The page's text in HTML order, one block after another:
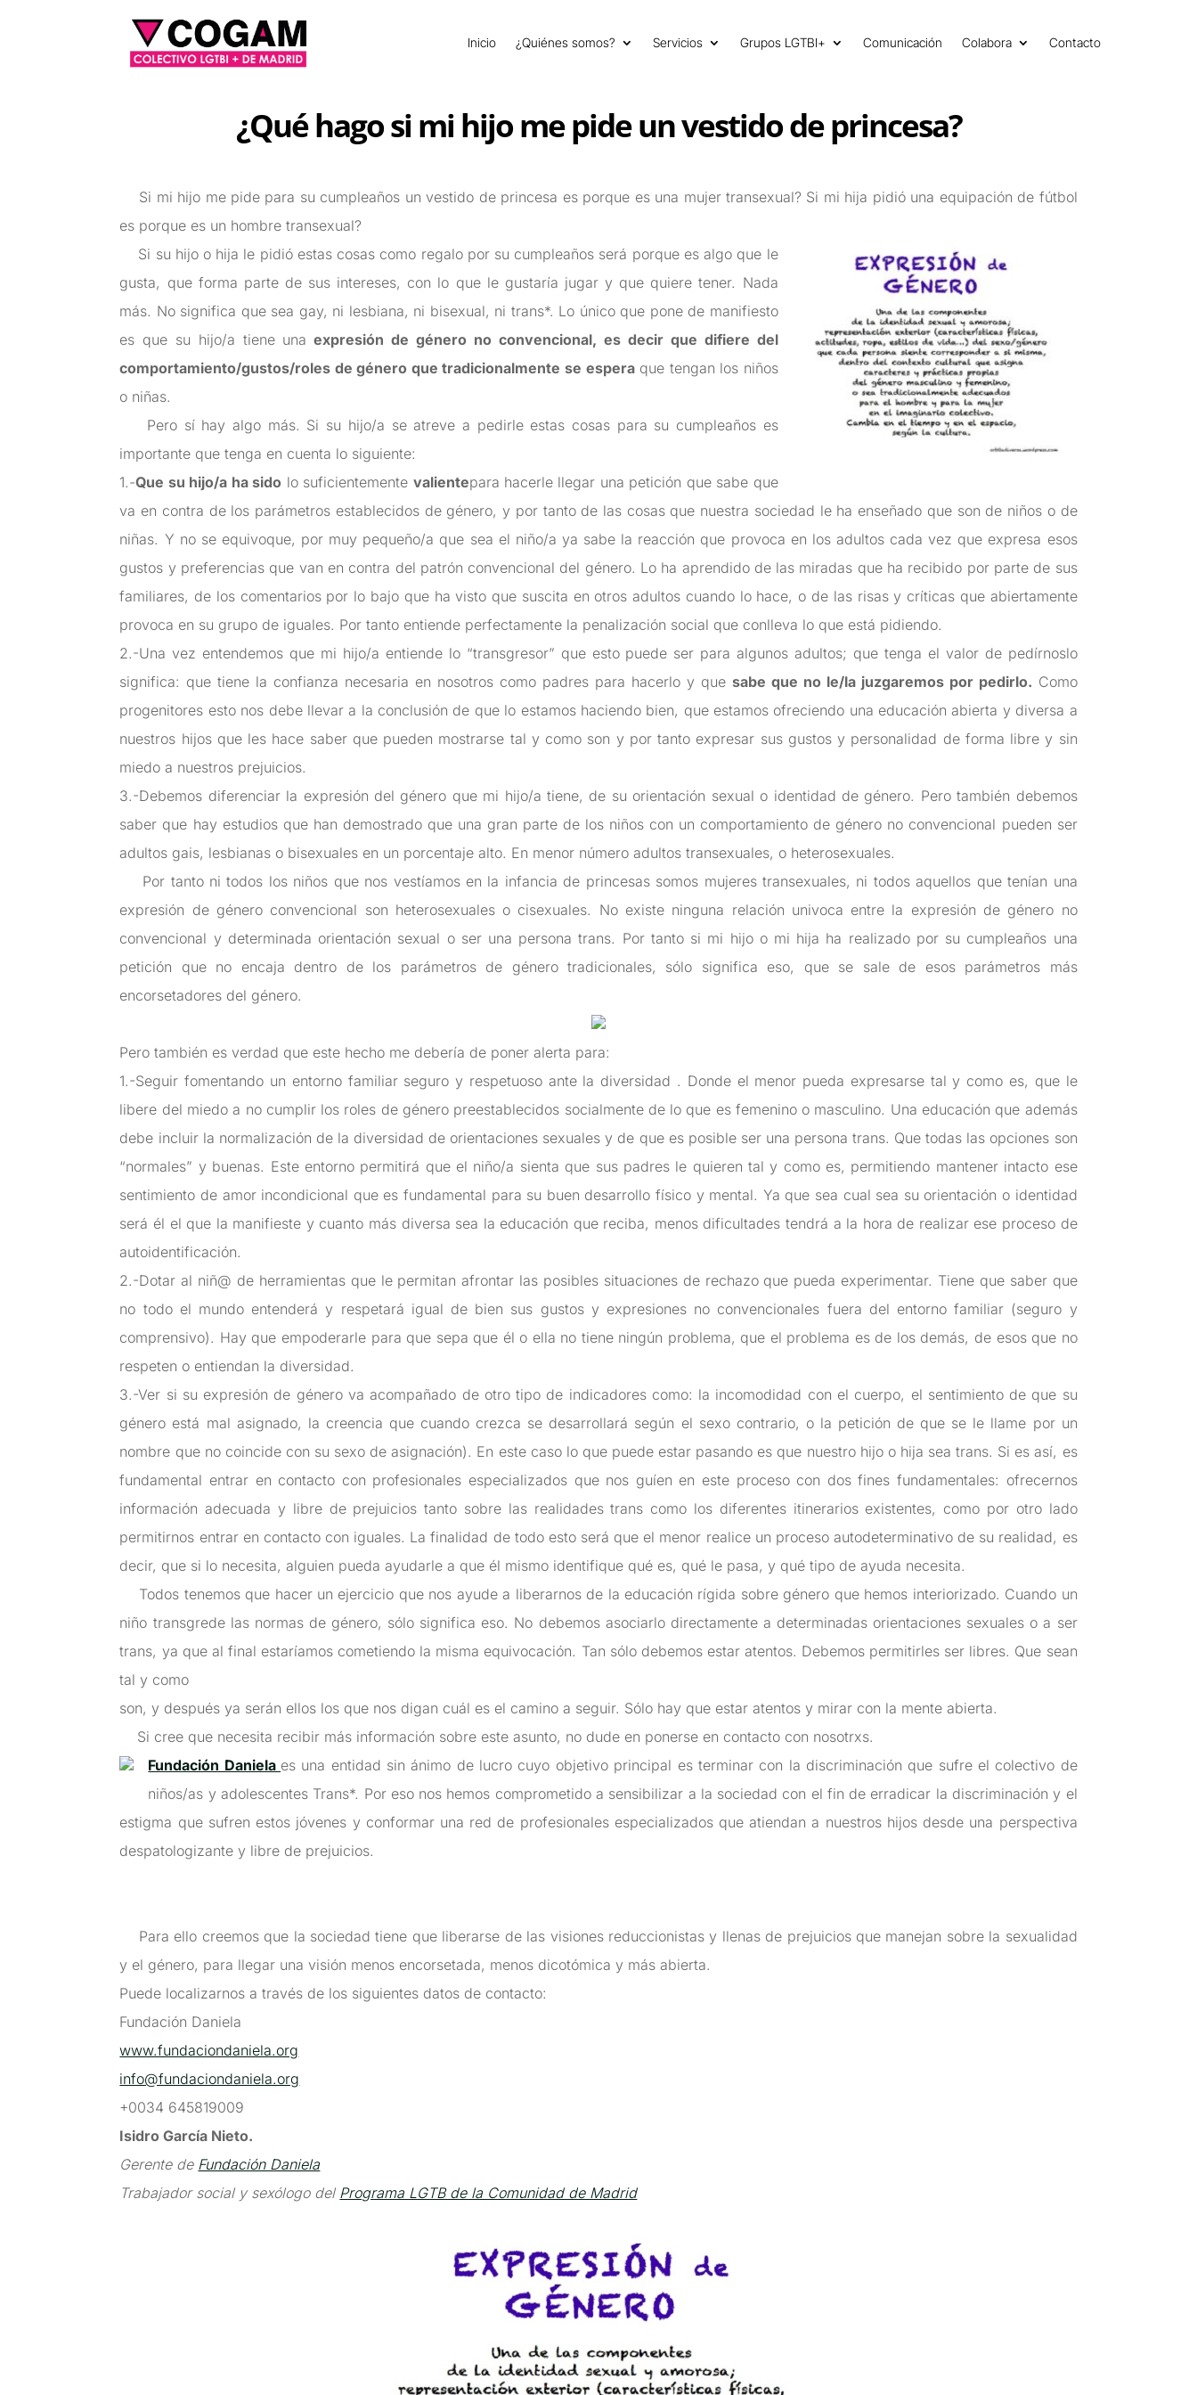
Inicio ¿Quiénes somos? Servicios Grupos LGTBI+ Comunicación Colabora Contacto
¿Qué hago si mi hijo me pide un vestido de princesa?
Si mi hijo me pide para su cumpleaños un vestido de princesa es porque es una mujer transexual? Si mi hija pidió una equipación de fútbol
es porque es un hombre transexual?
Si su hijo o hija le pidió estas cosas como regalo por su cumpleaños será porque es algo que le
gusta, que forma parte de sus intereses, con lo que le gustaría jugar y que quiere tener. Nada
más. No significa que sea gay, ni lesbiana, ni bisexual, ni trans*. Lo único que pone de manifiesto
es que su hijo/a tiene una expresión de género no convencional, es decir que difiere del
comportamiento/gustos/roles de género que tradicionalmente se esperaque tengan los niños
o niñas.
Pero sí hay algo más. Si su hijo/a se atreve a pedirle estas cosas para su cumpleaños es
importante que tenga en cuenta lo siguiente:
1.-Que su hijo/a ha sido lo suficientemente valientepara hacerle llegar una petición que sabe que
va en contra de los parámetros establecidos de género, y por tanto de las cosas que nuestra sociedad le ha enseñado que son de niños o de
niñas. Y no se equivoque, por muy pequeño/a que sea el niño/a ya sabe la reacción que provoca en los adultos cada vez que expresa esos
gustos y preferencias que van en contra del patrón convencional del género. Lo ha aprendido de las miradas que ha recibido por parte de sus
familiares, de los comentarios por lo bajo que ha visto que suscita en otros adultos cuando lo hace, o de las risas y críticas que abiertamente
provoca en su grupo de iguales. Por tanto entiende perfectamente la penalización social que conlleva lo que está pidiendo.
2.-Una vez entendemos que mi hijo/a entiende lo “transgresor” que esto puede ser para algunos adultos; que tenga el valor de pedírnoslo
significa: que tiene la confianza necesaria en nosotros como padres para hacerlo y que sabe que no le/la juzgaremos por pedirlo. Como
progenitores esto nos debe llevar a la conclusión de que lo estamos haciendo bien, que estamos ofreciendo una educación abierta y diversa a
nuestros hijos que les hace saber que pueden mostrarse tal y como son y por tanto expresar sus gustos y personalidad de forma libre y sin
miedo a nuestros prejuicios.
3.-Debemos diferenciar la expresión del género que mi hijo/a tiene, de su orientación sexual o identidad de género. Pero también debemos
saber que hay estudios que han demostrado que una gran parte de los niños con un comportamiento de género no convencional pueden ser
adultos gais, lesbianas o bisexuales en un porcentaje alto. En menor número adultos transexuales, o heterosexuales.
Por tanto ni todos los niños que nos vestíamos en la infancia de princesas somos mujeres transexuales, ni todos aquellos que tenían una
expresión de género convencional son heterosexuales o cisexuales. No existe ninguna relación univoca entre la expresión de género no
convencional y determinada orientación sexual o ser una persona trans. Por tanto si mi hijo o mi hija ha realizado por su cumpleaños una
petición que no encaja dentro de los parámetros de género tradicionales, sólo significa eso, que se sale de esos parámetros más
encorsetadores del género.
Pero también es verdad que este hecho me debería de poner alerta para:
1.-Seguir fomentando un entorno familiar seguro y respetuoso ante la diversidad . Donde el menor pueda expresarse tal y como es, que le
libere del miedo a no cumplir los roles de género preestablecidos socialmente de lo que es femenino o masculino. Una educación que además
debe incluir la normalización de la diversidad de orientaciones sexuales y de que es posible ser una persona trans. Que todas las opciones son
“normales” y buenas. Este entorno permitirá que el niño/a sienta que sus padres le quieren tal y como es, permitiendo mantener intacto ese
sentimiento de amor incondicional que es fundamental para su buen desarrollo físico y mental. Ya que sea cual sea su orientación o identidad
será él el que la manifieste y cuanto más diversa sea la educación que reciba, menos dificultades tendrá a la hora de realizar ese proceso de
autoidentificación.
2.-Dotar al niñ@ de herramientas que le permitan afrontar las posibles situaciones de rechazo que pueda experimentar. Tiene que saber que
no todo el mundo entenderá y respetará igual de bien sus gustos y expresiones no convencionales fuera del entorno familiar (seguro y
comprensivo). Hay que empoderarle para que sepa que él o ella no tiene ningún problema, que el problema es de los demás, de esos que no
respeten o entiendan la diversidad.
3.-Ver si su expresión de género va acompañado de otro tipo de indicadores como: la incomodidad con el cuerpo, el sentimiento de que su
género está mal asignado, la creencia que cuando crezca se desarrollará según el sexo contrario, o la petición de que se le llame por un
nombre que no coincide con su sexo de asignación). En este caso lo que puede estar pasando es que nuestro hijo o hija sea trans. Si es así, es
fundamental entrar en contacto con profesionales especializados que nos guíen en este proceso con dos fines fundamentales: ofrecernos
información adecuada y libre de prejuicios tanto sobre las realidades trans como los diferentes itinerarios existentes, como por otro lado
permitirnos entrar en contacto con iguales. La finalidad de todo esto será que el menor realice un proceso autodeterminativo de su realidad, es
decir, que si lo necesita, alguien pueda ayudarle a que él mismo identifique qué es, qué le pasa, y qué tipo de ayuda necesita.
Todos tenemos que hacer un ejercicio que nos ayude a liberarnos de la educación rígida sobre género que hemos interiorizado. Cuando un
niño transgrede las normas de género, sólo significa eso. No debemos asociarlo directamente a determinadas orientaciones sexuales o a ser
trans, ya que al final estaríamos cometiendo la misma equivocación. Tan sólo debemos estar atentos. Debemos permitirles ser libres. Que sean
tal y como
son, y después ya serán ellos los que nos digan cuál es el camino a seguir. Sólo hay que estar atentos y mirar con la mente abierta.
Si cree que necesita recibir más información sobre este asunto, no dude en ponerse en contacto con nosotrxs.
Fundación Daniela es una entidad sin ánimo de lucro cuyo objetivo principal es terminar con la discriminación que sufre el colectivo de
niños/as y adolescentes Trans*. Por eso nos hemos comprometido a sensibilizar a la sociedad con el fin de erradicar la discriminación y el
estigma que sufren estos jóvenes y conformar una red de profesionales especializados que atiendan a nuestros hijos desde una perspectiva
despatologizante y libre de prejuicios.
Para ello creemos que la sociedad tiene que liberarse de las visiones reduccionistas y llenas de prejuicios que manejan sobre la sexualidad
y el género, para llegar una visión menos encorsetada, menos dicotómica y más abierta.
Puede localizarnos a través de los siguientes datos de contacto:
Fundación Daniela
www.fundaciondaniela.org
info@fundaciondaniela.org
+0034 645819009
Isidro García Nieto.
Gerente de Fundación Daniela
Trabajador social y sexólogo del Programa LGTB de la Comunidad de Madrid